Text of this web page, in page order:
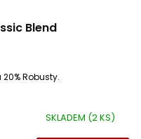
Blend
SKLADEM (2 KS)
Robusty.